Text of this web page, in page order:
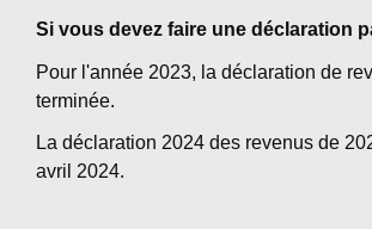
Si vous devez faire une déclaration
Pour l'année 2023, la déclaration de
terminée.
La déclaration 2024 des revenus de
avril 2024.